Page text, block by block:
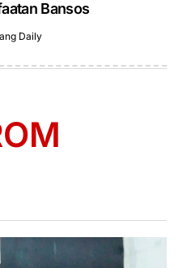
Bansos
Daily